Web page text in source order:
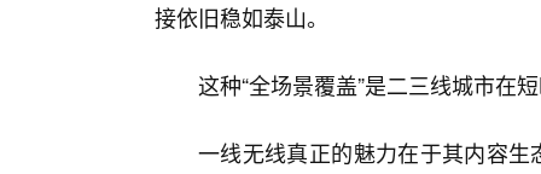
接依旧稳如泰山。
这种“全场景覆盖”是二三线城市在
一线无线真正的魅力在于其内容生